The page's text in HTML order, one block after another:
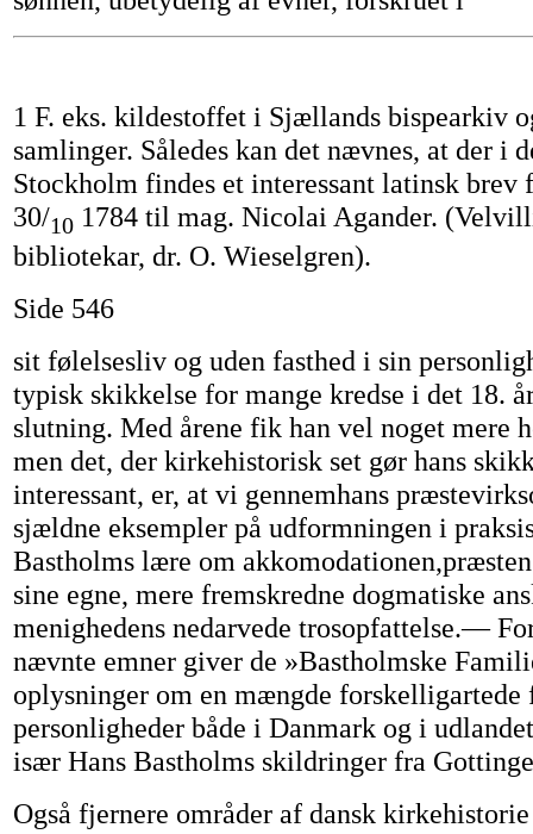
1 F. eks. kildestoffet i Sjællands bispearkiv
samlinger. Således kan det nævnes, at der i
Stockholm findes et interessant latinsk brev
30/10 1784 til mag. Nicolai Agander.
bibliotekar, dr. O. Wieselgren).
Side 546
sit følelsesliv og uden fasthed i sin
typisk skikkelse for mange kredse i det 18.
slutning. Med årene fik han vel noget mere
men det, der kirkehistorisk set gør hans
interessant, er, at vi gennemhans
sjældne eksempler på udformningen i
Bastholms lære om
sine egne, mere fremskredne dogmatiske
menighedens nedarvede trosopfattelse.—
nævnte emner giver de »Bastholmske
oplysninger om en mængde forskelligartede
personligheder både i Danmark og i
især Hans Bastholms skildringer fra
Også fjernere områder af dansk